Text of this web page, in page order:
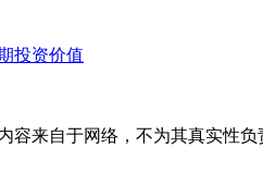
投资价值
来自于网络，不为其真实性